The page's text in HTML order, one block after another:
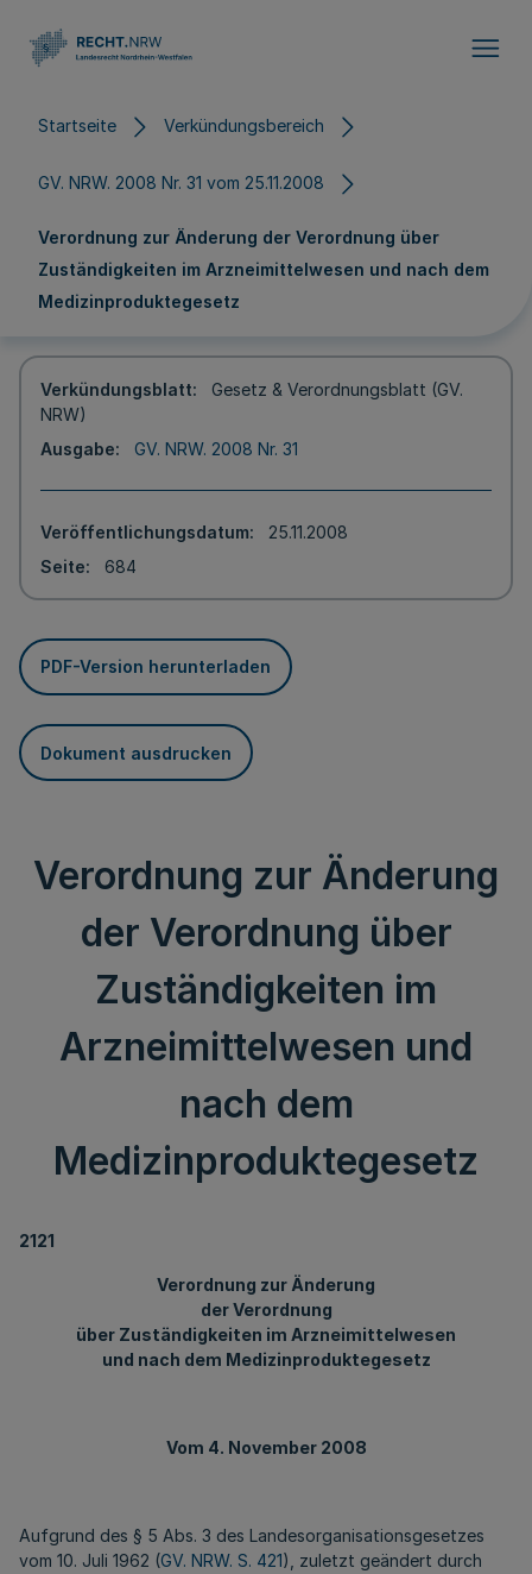
Startseite Verkündungsbereich
GV. NRW. 2008 Nr. 31 vom 25.11.2008
Verordnung zur Änderung der Verordnung über
Zuständigkeiten im Arzneimittelwesen und nach dem
Medizinproduktegesetz
Verkündungsblatt
Gesetz & Verordnungsblatt (GV.
NRW)
Ausgabe
GV. NRW. 2008 Nr. 31
Veröffentlichungsdatum
25.11.2008
Seite
684
PDF-Version herunterladen
Dokument ausdrucken
Verordnung zur Änderung
der Verordnung über
Zuständigkeiten im
Arzneimittelwesen und
nach dem
Medizinproduktegesetz
2121
Verordnung zur Änderung
der Verordnung
über Zuständigkeiten im Arzneimittelwesen
und nach dem Medizinproduktegesetz
Vom 4. November 2008
Aufgrund des § 5 Abs. 3 des Landesorganisationsgesetzes
vom 10. Juli 1962 (GV. NRW. S. 421), zuletzt geändert durch